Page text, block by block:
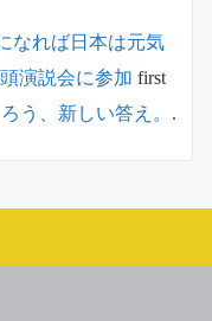
なれば日本は元気
演説会に参加 first
う、新しい答え。 .